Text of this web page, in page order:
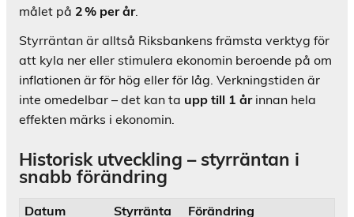
målet på 2 % per år.
Styrräntan är alltså Riksbankens främsta verktyg för
att kyla ner eller stimulera ekonomin beroende på om
inflationen är för hög eller för låg. Verkningstiden är
inte omedelbar – det kan ta upp till 1 årinnan hela
effekten märks i ekonomin.
Historisk utveckling – styrräntan i
snabb förändring
Datum Styrränta
Förändring